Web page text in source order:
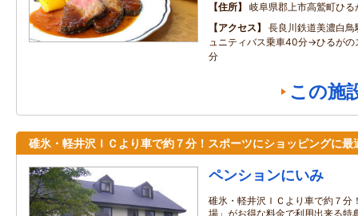
住所
岐阜県郡上市高鷲町ひ
アクセス
長良川鉄道美濃白
ュニティバス乗車40分→ひるがの
分
この施
碓氷・軽井沢ＩＣより車で約７分！スポーツにショッピングに最
ペンションにいみ
碓氷・軽井沢ＩＣより車で約７分
場」がお得な料金で利用出来る特